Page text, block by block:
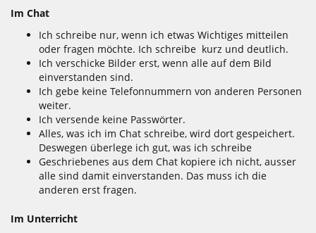
Im Chat
Ich schreibe nur, wenn ich etwas Wichtiges mitteilen
oder fragen möchte. Ich schreibe kurz und deutlich.
Ich verschicke Bilder erst, wenn alle auf dem Bild
einverstanden sind.
Ich gebe keine Telefonnummern von anderen Personen
weiter.
Ich versende keine Passwörter.
Alles, was ich im Chat schreibe, wird dort gespeichert.
Deswegen überlege ich gut, was ich schreibe
Geschriebenes aus dem Chat kopiere ich nicht, ausser
alle sind damit einverstanden. Das muss ich die
anderen erst fragen.
Im Unterricht